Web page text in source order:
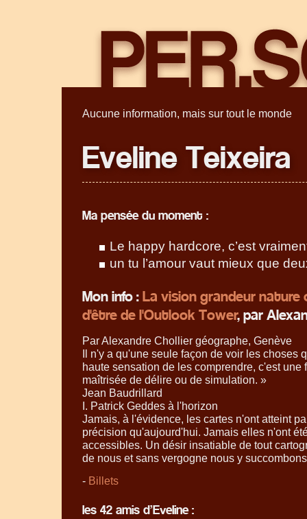
Aucune information, mais sur tout le monde
Eveline Teixeira
Ma pensée du moment :
Le happy hardcore, c’est
un tu l’amour vaut mieux que
Mon info :La vision grandeur nature
d'être de l'Outlook Tower, par
Par Alexandre Chollier géographe, Genève
Il n'y a qu'une seule façon de voir les choses
haute sensation de les comprendre, c'est une
maîtrisée de délire ou de simulation. »
Jean Baudrillard
I. Patrick Geddes à l'horizon
Jamais, à l'évidence, les cartes n'ont atteint
précision qu'aujourd'hui. Jamais elles n'ont
accessibles. Un désir insatiable de tout
de nous et sans vergogne nous y
- Billets
les 42 amis d’Eveline :